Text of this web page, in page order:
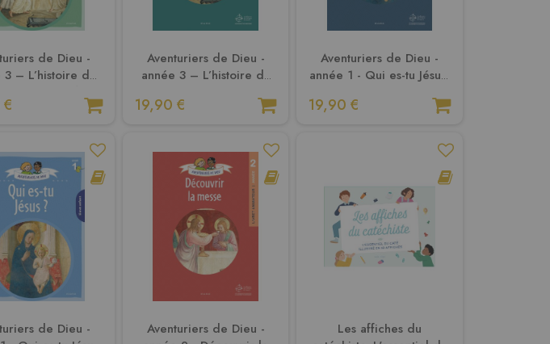
de Dieu -
3 – L’histoire du
Aventuriers de Dieu -
année 3 – L’histoire du
animateur
19,90 €
Aventuriers de Dieu -
année 1 - Qui es-tu Jésus.
19,90 €
de Dieu -
Aventuriers de Dieu -
Les affiches du